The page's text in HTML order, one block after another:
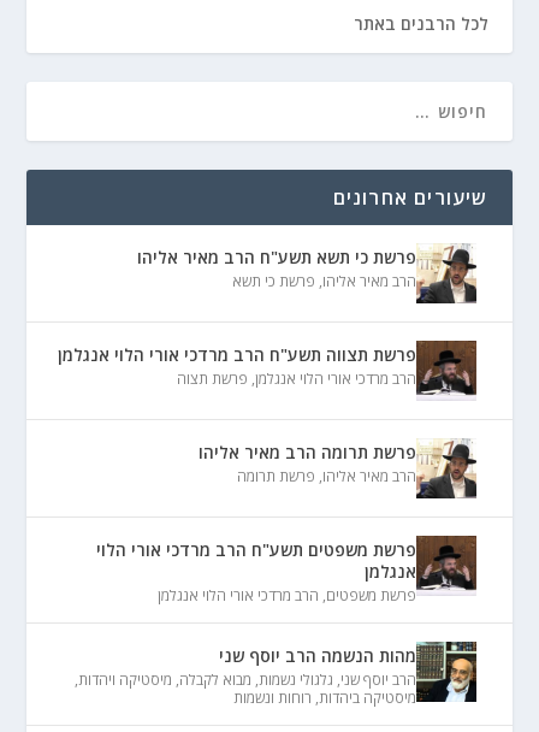
לכל הרבנים באתר
שיעורים אחרונים
פרשת כי תשא תשע"ח הרב מאיר אליהו
הרב מאיר אליהו, פרשת כי תשא
פרשת תצווה תשע"ח הרב מרדכי אורי הלוי אנגלמן
הרב מרדכי אורי הלוי אנגלמן, פרשת תצוה
פרשת תרומה הרב מאיר אליהו
הרב מאיר אליהו, פרשת תרומה
פרשת משפטים תשע"ח הרב מרדכי אורי הלוי
אנגלמן
פרשת משפטים, הרב מרדכי אורי הלוי אנגלמן
מהות הנשמה הרב יוסף שני
הרב יוסף שני, גלגולי נשמות, מבוא לקבלה, מיסטיקה ויהדות,
מיסטיקה ביהדות, רוחות ונשמות